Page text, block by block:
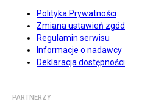
Polityka Prywatności
Zmiana ustawień zgód
Regulamin serwisu
Informacje o nadawcy
Deklaracja dostępności
PARTNERZY